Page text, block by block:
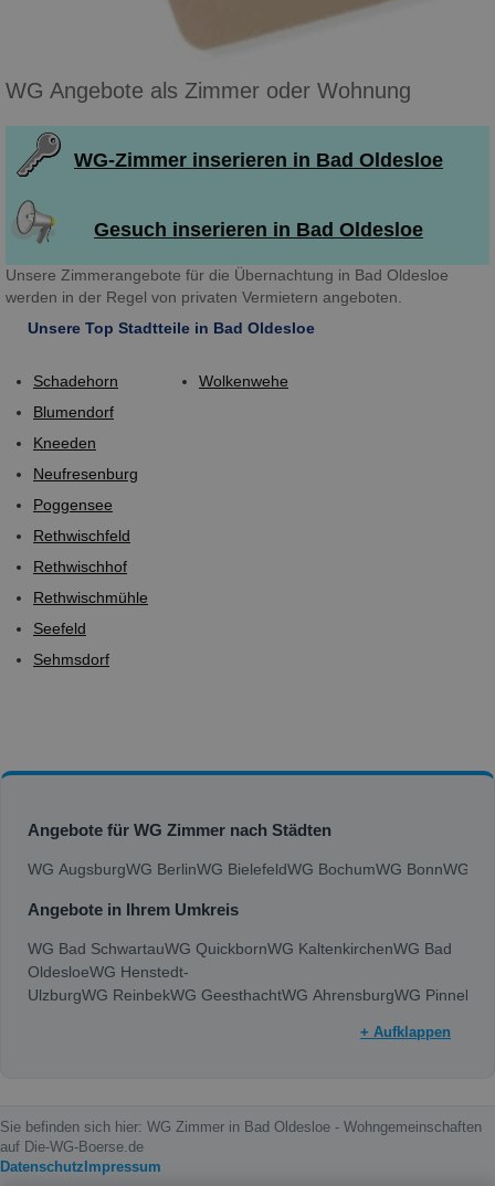
WG Angebote als Zimmer oder Wohnung
WG-Zimmer inserieren in Bad Oldesloe
Gesuch inserieren in Bad Oldesloe
Unsere Zimmerangebote für die Übernachtung in Bad Oldesloe
werden in der Regel von privaten Vermietern angeboten.
Unsere Top Stadtteile in Bad Oldesloe
Schadehorn
Blumendorf
Kneeden
Neufresenburg
Poggensee
Rethwischfeld
Rethwischhof
Rethwischmühle
Seefeld
Sehmsdorf
Wolkenwehe
Angebote für WG Zimmer nach Städten
WG AugsburgWG BerlinWG BielefeldWG BochumWG BonnWG
Angebote in Ihrem Umkreis
WG Bad SchwartauWG QuickbornWG KaltenkirchenWG Bad
OldesloeWG Henstedt-
UlzburgWG ReinbekWG GeesthachtWG AhrensburgWG
+ Aufklappen
Sie befinden sich hier: WG Zimmer in Bad Oldesloe - Wohngemeinschaften
auf Die-WG-Boerse.de
Datenschutz Impressum